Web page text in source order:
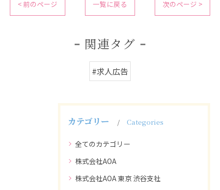
< 前のページ 一覧に戻る 次のページ >
関連タグ
#求人広告
カテゴリー Categories
全てのカテゴリー
株式会社AOA
株式会社AOA 東京 渋谷支社